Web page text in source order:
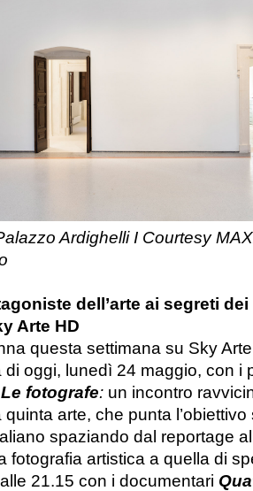
Ardighelli I Courtesy
dell’arte ai segreti
Arte HD
questa settimana su Sky
di oggi, lunedì 24 maggio, con i
Le fotografe: un incontro
arte, che punta
spaziando dal reportage
fotografia artistica a quella di
21.15 con i documentari